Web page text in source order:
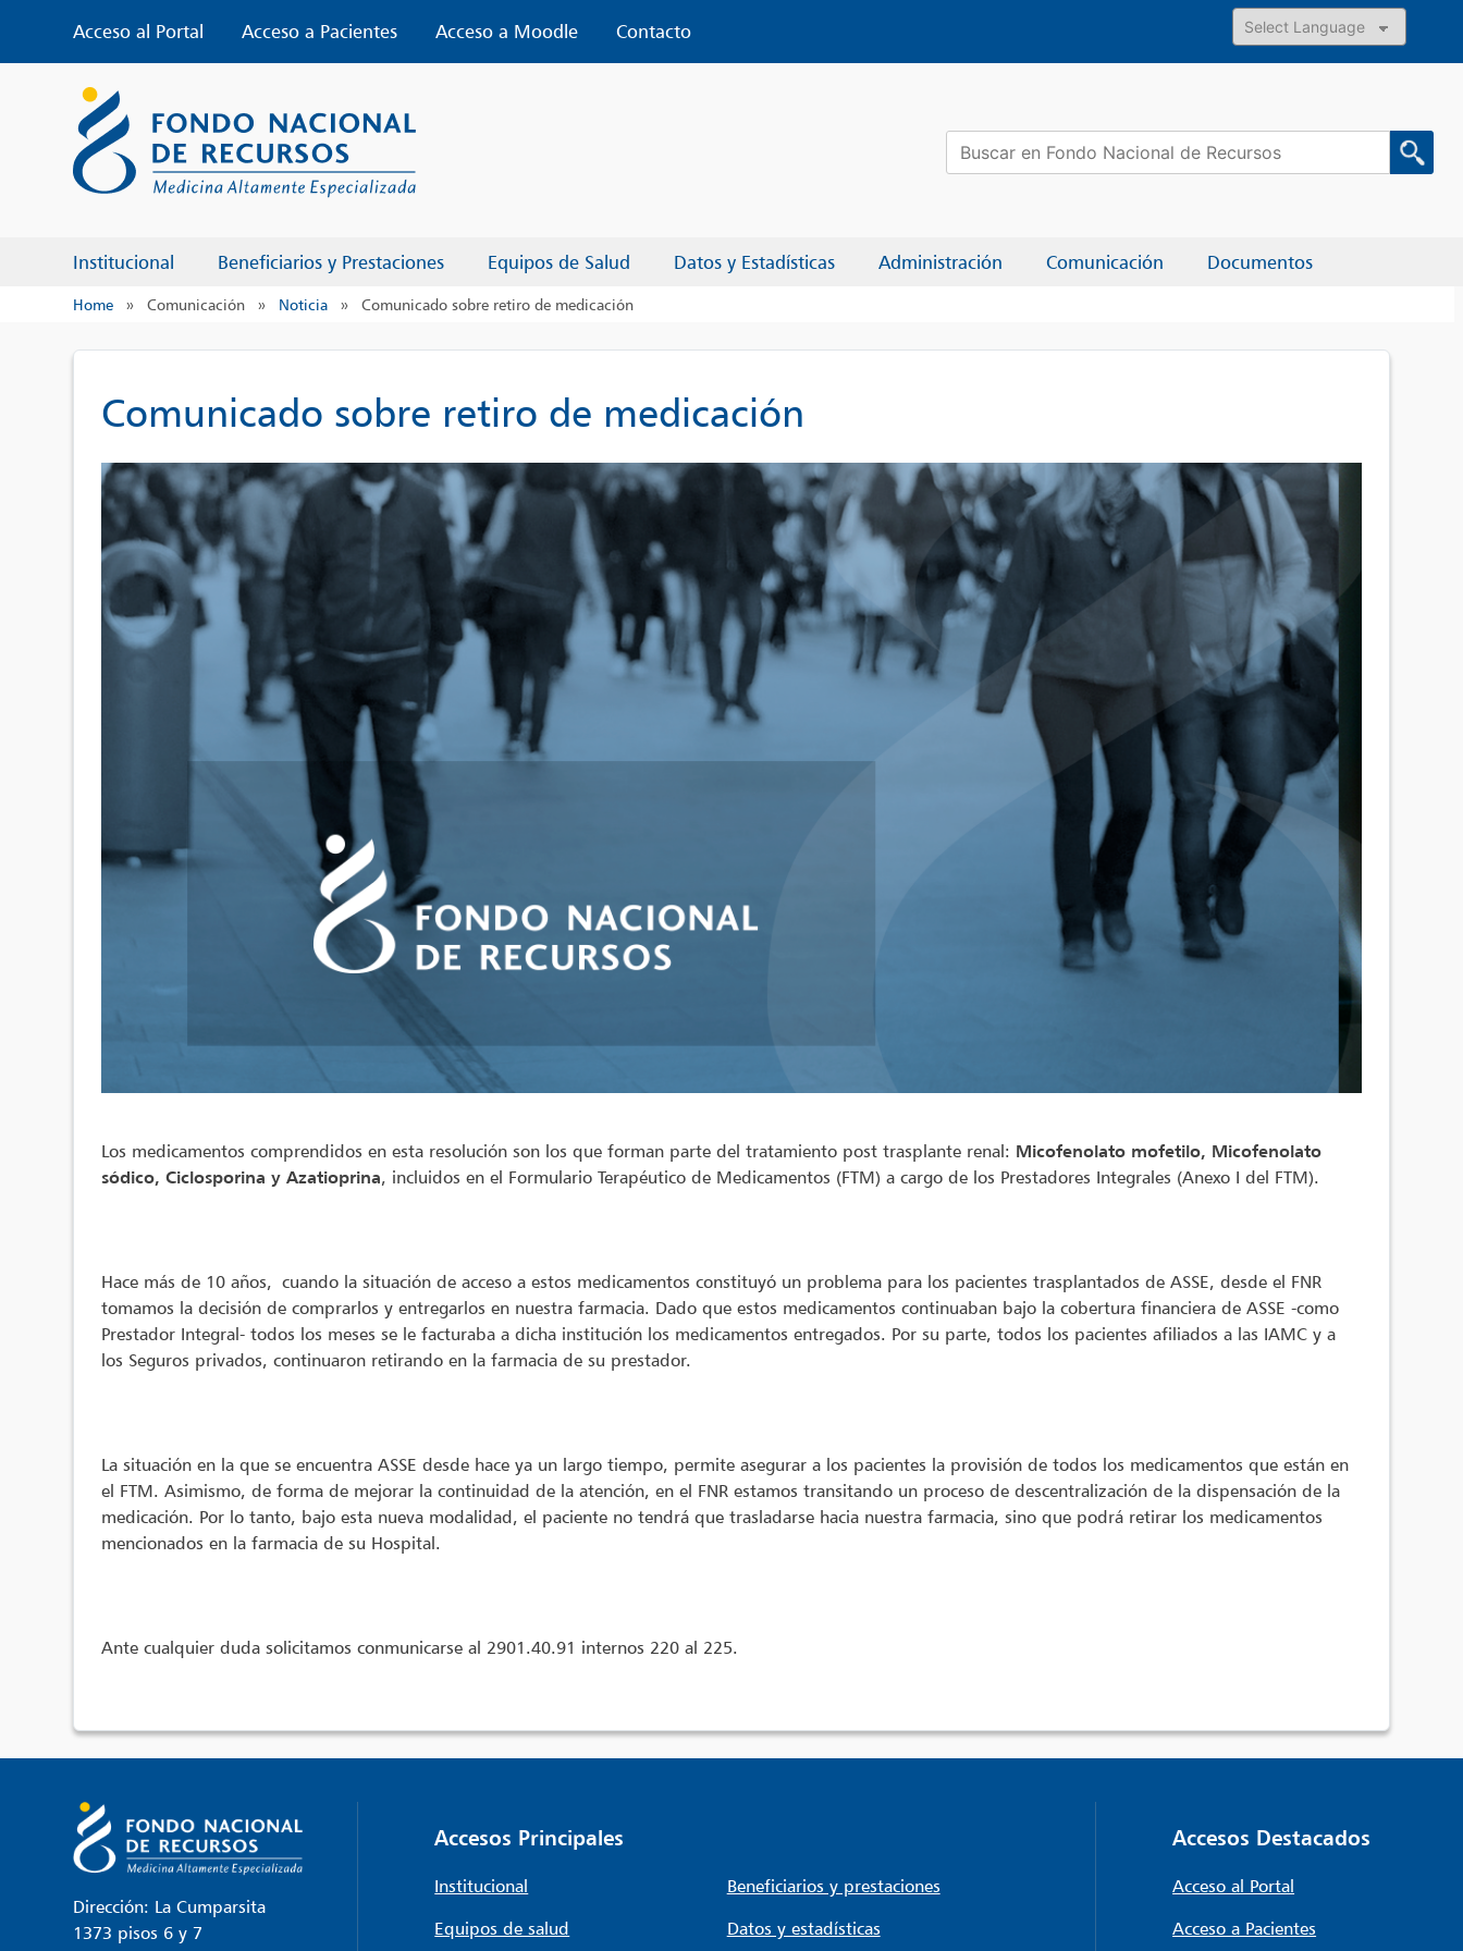
content
Acceso al Portal Acceso a Pacientes Acceso a Moodle
Contacto
Powered by
Institucional Beneficiarios y Prestaciones Equipos de Salud Datos y Estadísticas Administración Comunicación Documentos
Buscar:
Home » Comunicación » Noticia » Comunicado sobre retiro de medicación
Comunicado sobre retiro de medicación
Los medicamentos comprendidos en esta resolución son los que forman parte del tratamiento post trasplante renal: Micofenolato mofetilo, Micofenolato
sódico, Ciclosporina y Azatioprina, incluidos en el Formulario Terapéutico de Medicamentos (FTM) a cargo de los Prestadores Integrales (Anexo I del FTM).
Hace más de 10 años, cuando la situación de acceso a estos medicamentos constituyó un problema para los pacientes trasplantados de ASSE, desde el FNR
tomamos la decisión de comprarlos y entregarlos en nuestra farmacia. Dado que estos medicamentos continuaban bajo la cobertura financiera de ASSE -como
Prestador Integral- todos los meses se le facturaba a dicha institución los medicamentos entregados. Por su parte, todos los pacientes afiliados a las IAMC y a
los Seguros privados, continuaron retirando en la farmacia de su prestador.
La situación en la que se encuentra ASSE desde hace ya un largo tiempo, permite asegurar a los pacientes la provisión de todos los medicamentos que están en
el FTM. Asimismo, de forma de mejorar la continuidad de la atención, en el FNR estamos transitando un proceso de descentralización de la dispensación de la
medicación. Por lo tanto, bajo esta nueva modalidad, el paciente no tendrá que trasladarse hacia nuestra farmacia, sino que podrá retirar los medicamentos
mencionados en la farmacia de su Hospital.
Ante cualquier duda solicitamos conmunicarse al 2901.40.91 internos 220 al 225.
Dirección: La Cumparsita
1373 pisos 6 y 7
Accesos Principales
Institucional
Beneficiarios y prestaciones
Equipos de salud
Datos y estadísticas
Accesos Destacados
Acceso al Portal
Acceso a Pacientes